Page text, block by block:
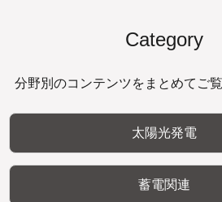
Category
分野別のコンテンツをまとめてご覧
太陽光発電
蓄電関連